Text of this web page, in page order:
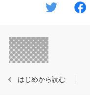
はじめから読む